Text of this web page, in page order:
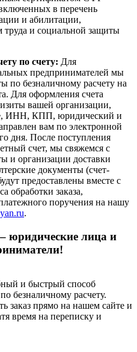
в перечень
и абилитации,
и социальной защиты
по счету: Для
предпринимателей мы
по безналичному расчету на
Для оформления счета
вашей организации,
ИНН, КПП, юридический и
вам по электронной
дня. После поступления
счет, мы свяжемся с
и организации доставки
документы (счет-
предоставлены вместе с
обработки заказа,
поручения на нашу
.
юридические лица и
и быстрый способ
безналичному расчету.
заказ прямо на нашем сайте и
время на переписку и